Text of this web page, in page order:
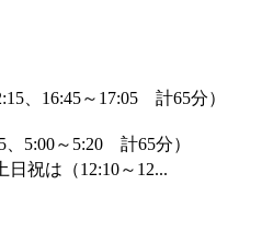
、16:45～17:05 計65分）
5:00～5:20 計65分）
祝は（12:10～12...